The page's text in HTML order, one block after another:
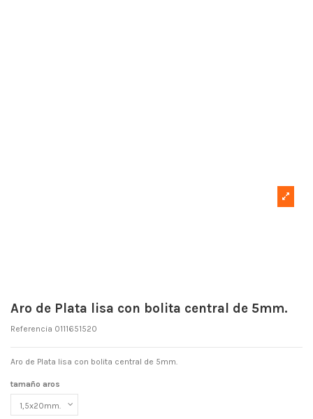
Aro de Plata lisa con bolita central de 5mm.
Referencia 0111651520
Aro de Plata lisa con bolita central de 5mm.
tamaño aros